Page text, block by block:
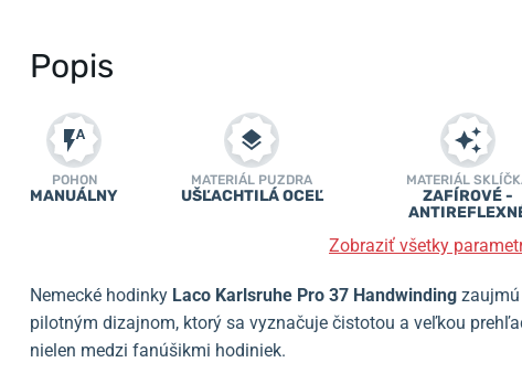
Popis
POHON
MANUÁLNY
MATERIÁL PUZDRA
UŠĽACHTILÁ OCEĽ
MATERIÁL
ZAFÍROVÉ -
Zobraziť všetky
Nemecké hodinky Laco Karlsruhe Pro 37 Handwinding
pilotným dizajnom, ktorý sa vyznačuje čistotou a veľkou
nielen medzi fanúšikmi hodiniek.